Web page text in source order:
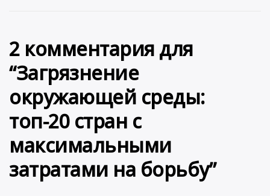
2 комментария для
“Загрязнение
окружающей среды:
топ-20 стран с
максимальными
затратами на борьбу”